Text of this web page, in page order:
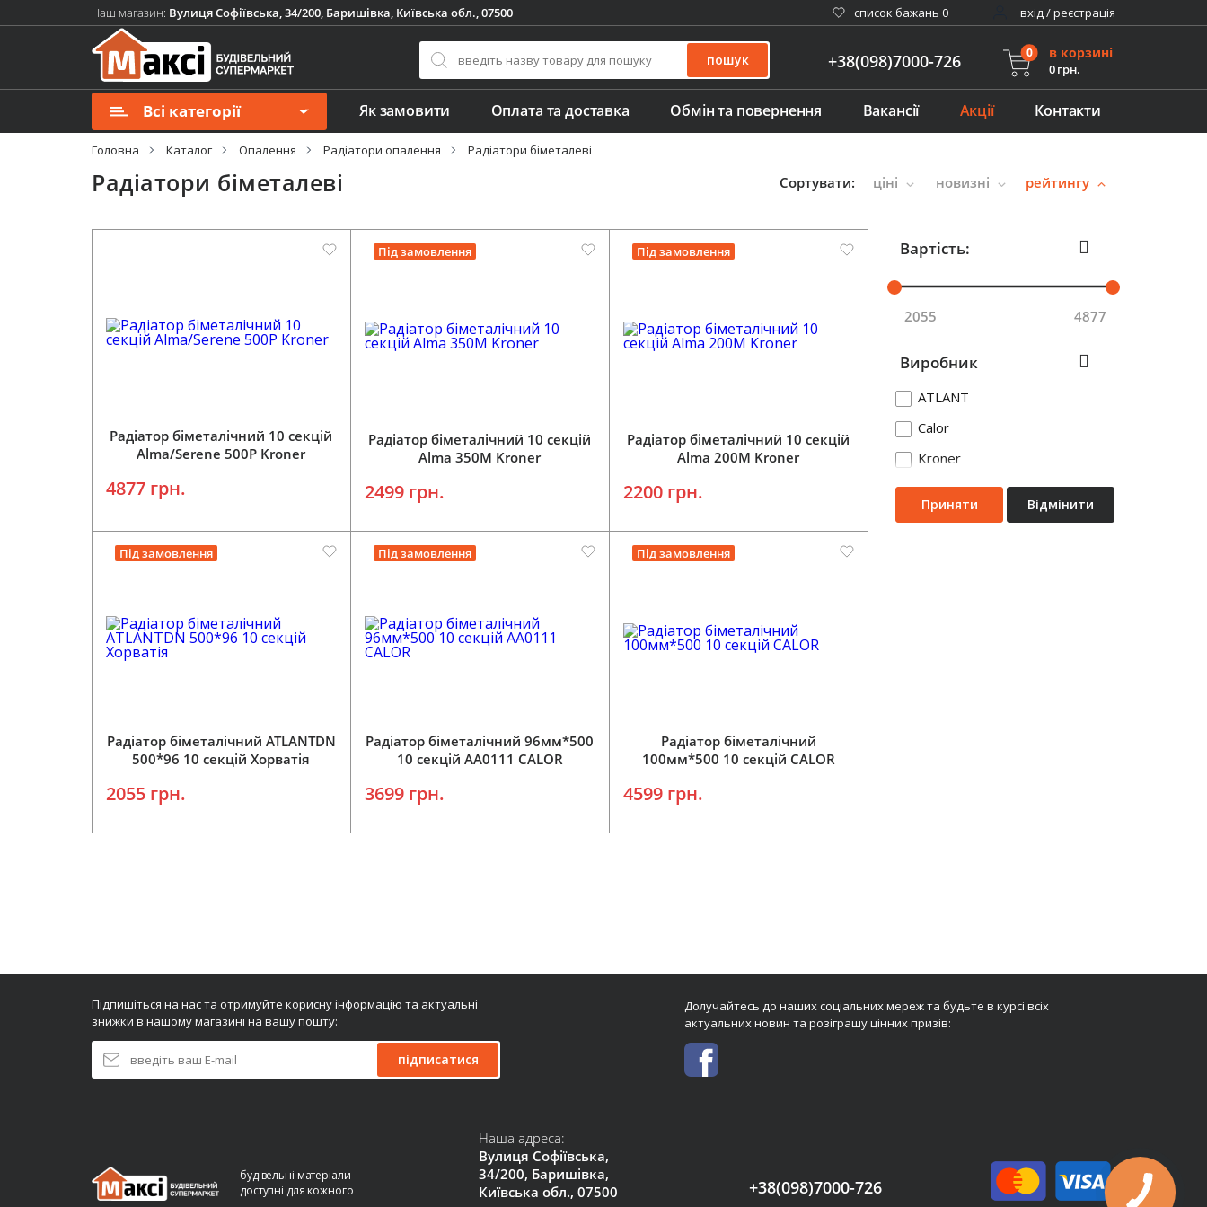
Наш магазин: Вулиця Софіївська, 34/200, Баришівка, Київська обл., 07500 cписок бажань 0 вхід / реєстрація
пошук +38(098)7000-726 0 в корзині
0 грн.
Всі категорії Як замовити Оплата та доставка Обмін та повернення Вакансії Акції Контакти
Головна Каталог Опалення Радіатори опалення Радіатори біметалеві
Радіатори біметалеві Сортувати: ціні новизні рейтингу
Радіатор біметалічний 10 секцій
Alma/Serene 500P Kroner
4877 грн.
Під замовлення
Радіатор біметалічний 10 секцій
Alma 350М Kroner
2499 грн.
Під замовлення
Радіатор біметалічний 10 секцій
Alma 200М Kroner
2200 грн.
Під замовлення
Радіатор біметалічний ATLANTDN
500*96 10 секцій Хорватія
2055 грн.
Під замовлення
Радіатор біметалічний 96мм*500
10 секцій AA0111 CALOR
3699 грн.
Під замовлення
Радіатор біметалічний
100мм*500 10 секцій CALOR
4599 грн.
Вартість:
2055 4877
Виробник
ATLANT
Calor
Kroner
Приняти Відмінити
Підпишіться на нас та отримуйте корисну інформацію та актуальні
знижки в нашому магазині на вашу пошту:
підписатися
Долучайтесь до наших соціальних мереж та будьте в курсі всіх
актуальних новин та розіграшу цінних призів:
будівельні матеріали
доступні для кожного
Наша адреса:
Вулиця Софіївська,
34/200, Баришівка,
Київська обл., 07500
+38(098)7000-726